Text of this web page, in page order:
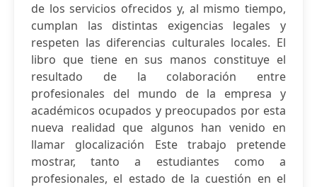
de los servicios ofrecidos y, al mismo tiempo,
cumplan las distintas exigencias legales y
respeten las diferencias culturales locales. El
libro que tiene en sus manos constituye el
resultado de la colaboración entre
profesionales del mundo de la empresa y
académicos ocupados y preocupados por esta
nueva realidad que algunos han venido en
llamar glocalización Este trabajo pretende
mostrar, tanto a estudiantes como a
profesionales, el estado de la cuestión en el